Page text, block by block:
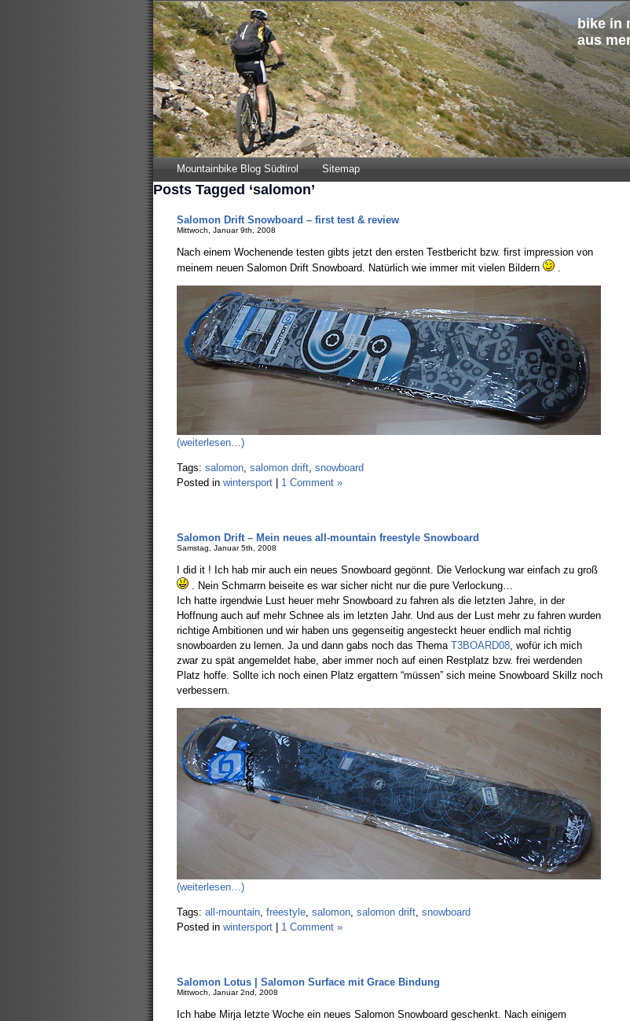
bike in
aus
Mountainbike Blog Südtirol Sitemap
Posts Tagged ‘salomon’
Salomon Drift Snowboard – first test & review
Mittwoch, Januar 9th, 2008
Nach einem Wochenende testen gibts jetzt den ersten Testbericht bzw. first impression von
meinem neuen Salomon Drift Snowboard. Natürlich wie immer mit vielen Bildern
.
(weiterlesen…)
Tags: salomon, salomon drift, snowboard
Posted in wintersport| 1 Comment »
Salomon Drift – Mein neues all-mountain freestyle Snowboard
Samstag, Januar 5th, 2008
I did it ! Ich hab mir auch ein neues Snowboard gegönnt. Die Verlockung war einfach zu groß
. Nein Schmarrn beiseite es war sicher nicht nur die pure Verlockung…
Ich hatte irgendwie Lust heuer mehr Snowboard zu fahren als die letzten Jahre, in der
Hoffnung auch auf mehr Schnee als im letzten Jahr. Und aus der Lust mehr zu fahren wurden
richtige Ambitionen und wir haben uns gegenseitig angesteckt heuer endlich mal richtig
snowboarden zu lernen. Ja und dann gabs noch das Thema T3BOARD08, wofür ich mich
zwar zu spät angemeldet habe, aber immer noch auf einen Restplatz bzw. frei werdenden
Platz hoffe. Sollte ich noch einen Platz ergattern “müssen” sich meine Snowboard Skillz noch
verbessern.
(weiterlesen…)
Tags: all-mountain, freestyle, salomon, salomon drift, snowboard
Posted in wintersport| 1 Comment »
Salomon Lotus | Salomon Surface mit Grace Bindung
Mittwoch, Januar 2nd, 2008
Ich habe Mirja letzte Woche ein neues Salomon Snowboard geschenkt. Nach einigem